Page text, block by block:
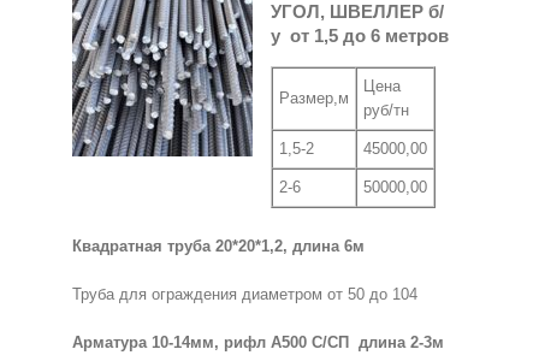
УГОЛ, ШВЕЛЛЕР б/
у от 1,5 до 6 метров
Размер,м
Цена
руб/тн
1,5-2 45000,00
2-6 50000,00
Квадратная труба 20*20*1,2, длина 6м
Труба для ограждения диаметром от 50 до 104
Арматура 10-14мм, рифл А500 С/СП длина 2-3м